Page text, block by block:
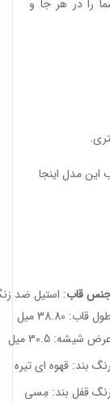
را در هر جا و
این مدل اینجا
قاب: استیل ضد
قاب: 38.80 میل
عرض شیشه: 30.5 میل
رنگ بند: قهوه ای تیره
رنگ قفل بند: مِسی